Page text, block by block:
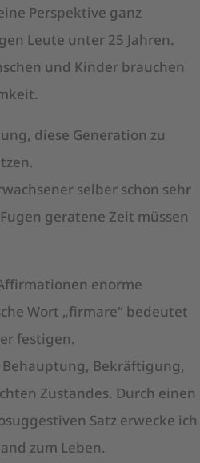
Perspektive ganz
Leute unter 25 Jahren.
und Kinder brauchen
diese Generation zu
selber schon sehr
geratene Zeit müssen
enorme
Wort „firmare“ bedeutet
festigen.
Bekräftigung,
Zustandes. Durch einen
Satz erwecke ich
zum Leben.